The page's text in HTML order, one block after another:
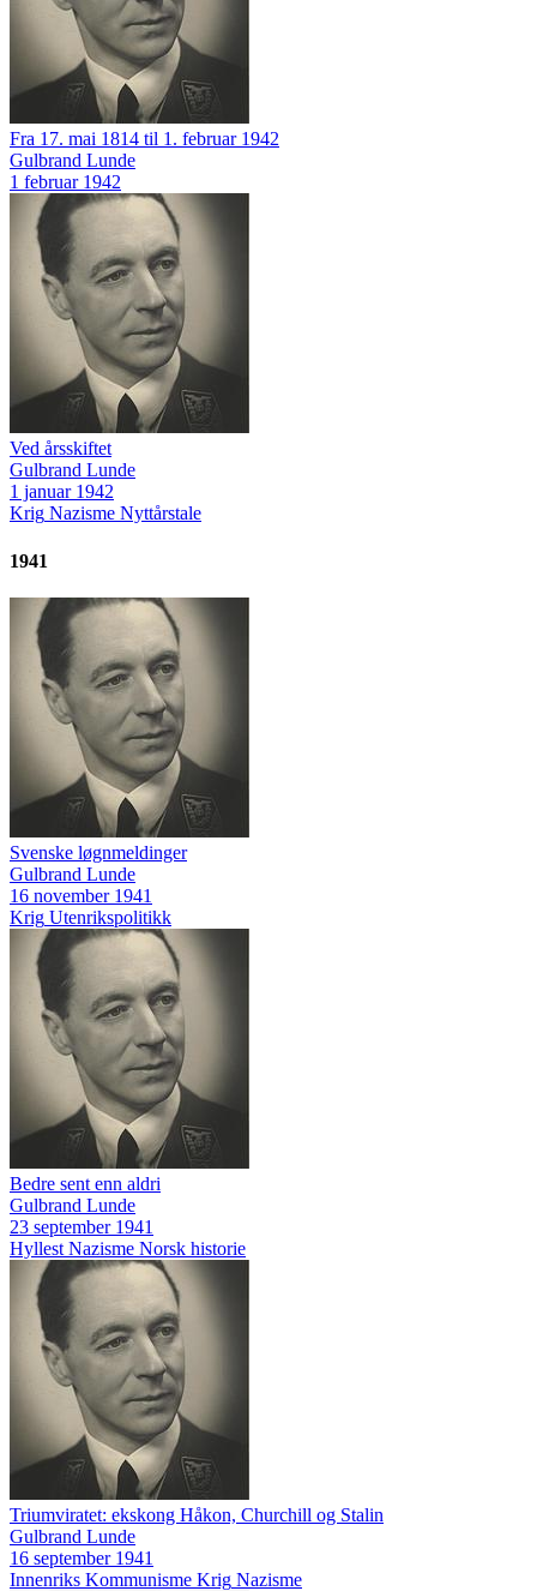
Fra 17. mai 1814 til 1. februar 1942
Gulbrand Lunde
1 februar 1942
Ved årsskiftet
Gulbrand Lunde
1 januar 1942
Krig Nazisme Nyttårstale
1941
Svenske løgnmeldinger
Gulbrand Lunde
16 november 1941
Krig Utenrikspolitikk
Bedre sent enn aldri
Gulbrand Lunde
23 september 1941
Hyllest Nazisme Norsk historie
Triumviratet: ekskong Håkon, Churchill og Stalin
Gulbrand Lunde
16 september 1941
Innenriks Kommunisme Krig Nazisme